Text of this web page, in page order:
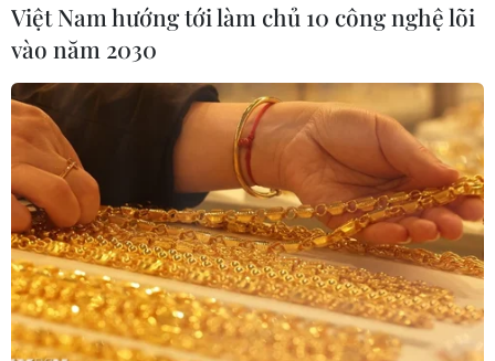
Kho dự trữ dầu quốc gia Shibushi ở quận Kagoshima, Tây Nam
Nhật Bản. (Ảnh: Kyodo/TTXVN)
Giá dầu thế giới tăng gần 3% trong phiên giao
dịch ngày 2/6 do lo ngại gián đoạn nguồn cung,
giữa bối cảnh Tổ chức các Nước Xuất khẩu Dầu
mỏ (OPEC) và các đồng minh, còn gọi là OPEC+,
Việt Nam hướng tới làm chủ 10 công nghệ lõi
vào năm 2030